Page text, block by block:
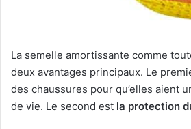
La semelle amortissante comme
deux avantages principaux. Le
des chaussures pour qu’elles aient
de vie. Le second est la protection